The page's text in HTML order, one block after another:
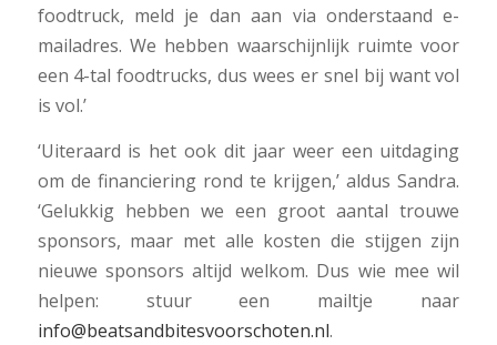
foodtruck, meld je dan aan via onderstaand e-
mailadres. We hebben waarschijnlijk ruimte voor
een 4-tal foodtrucks, dus wees er snel bij want vol
is vol.’
‘Uiteraard is het ook dit jaar weer een uitdaging
om de financiering rond te krijgen,’ aldus Sandra.
‘Gelukkig hebben we een groot aantal trouwe
sponsors, maar met alle kosten die stijgen zijn
nieuwe sponsors altijd welkom. Dus wie mee wil
helpen: stuur een mailtje naar
info@beatsandbitesvoorschoten.nl.